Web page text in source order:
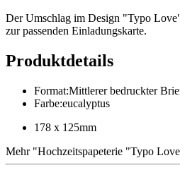
Der Umschlag im Design "Typo
zur passenden Einladungskarte.
Produktdetails
Format:Mittlerer bedruckter
Farbe:eucalyptus
178 x 125mm
Mehr"Hochzeitspapeterie "Typo